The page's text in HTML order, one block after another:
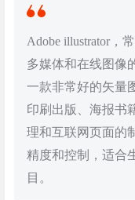
Adobe illustrator，
多媒体和在线图像
一款非常好的矢量
印刷出版、海报书
理和互联网页面的
精度和控制，适合
目。